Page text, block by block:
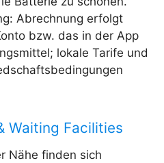
Abrechnung erfolgt
bzw. das in der App
lokale Tarife und
Waiting Facilities
Nähe finden sich